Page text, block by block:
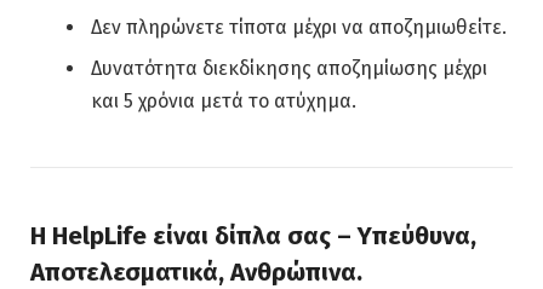
Δεν πληρώνετε τίποτα μέχρι να αποζημιωθείτε.
Δυνατότητα διεκδίκησης αποζημίωσης μέχρι
και 5 χρόνια μετά το ατύχημα.
Η HelpLife είναι δίπλα σας – Υπεύθυνα,
Αποτελεσματικά, Ανθρώπινα.